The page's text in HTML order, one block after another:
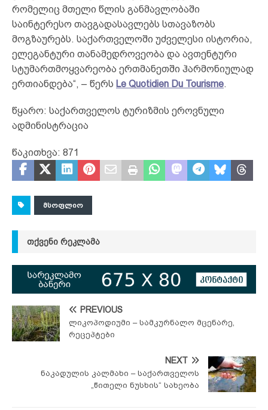
რომელიც მთელი წლის განმავლობაში
საინტერესო თავგადასავლებს სთავაზობს
მოგზაურებს. საქართველოში უძველესი ისტორია,
ელეგანტური თანამედროვეობა და ავთენტური
სტუმართმოყვარეობა ერთმანეთში ჰარმონიულად
ერთიანდება“, – წერს Le Quotidien Du Tourisme.
წყარო: საქართველოს ტურიზმის ეროვნული
ადმინისტრაცია
წაკითხვა: 871
ᲛᲡᲝᲤᲚᲘᲝ
ᲗᲥᲕᲔᲜᲘ ᲠᲔᲙᲚᲐᲛᲐ
PREVIOUS
ლიკოპოდიუმი – სამკურნალო მცენარე,
რეცეპტები
NEXT
ნაკადულის კალმახი – საქართველოს
„წითელი ნუსხის“ სახეობა